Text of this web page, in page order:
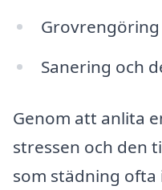
Grovrengöring
Sanering och
Genom att anlita
stressen och den
som städning ofta